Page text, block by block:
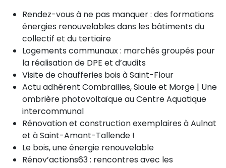
Rendez-vous à ne pas manquer : des formations
énergies renouvelables dans les bâtiments du
collectif et du tertiaire
Logements communaux : marchés groupés pour
la réalisation de DPE et d’audits
Visite de chaufferies bois à Saint-Flour
Actu adhérent Combrailles, Sioule et Morge | Une
ombrière photovoltaïque au Centre Aquatique
intercommunal
Rénovation et construction exemplaires à Aulnat
et à Saint-Amant-Tallende !
Le bois, une énergie renouvelable
Rénov’actions63 : rencontres avec les